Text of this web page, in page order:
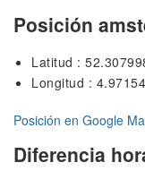
Posición
Latitud :
Longitud :
Posición en Google
Diferencia